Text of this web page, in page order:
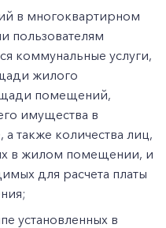
в многоквартирном
пользователям
коммунальные услуги,
жилого
помещений,
имущества в
также количества лиц,
в жилом помещении, и
для расчета платы
установленных в